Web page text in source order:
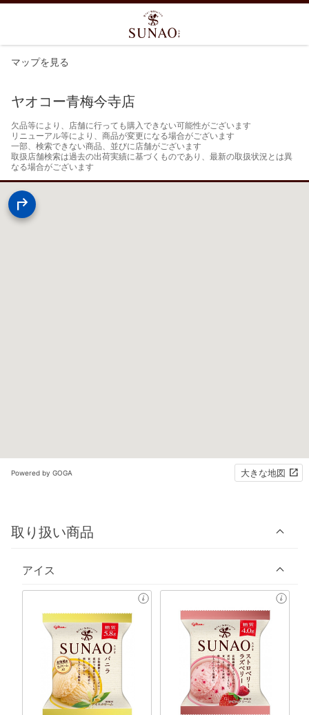
マップを見る
ヤオコー青梅今寺店
欠品等により、店舗に行っても購入できない可能性がございます
リニューアル等により、商品が変更になる場合がございます
一部、検索できない商品、並びに店舗がございます
取扱店舗検索は過去の出荷実績に基づくものであり、最新の取扱状況とは異
なる場合がございます
Powered by GOGA 大きな地図
取り扱い商品
アイス